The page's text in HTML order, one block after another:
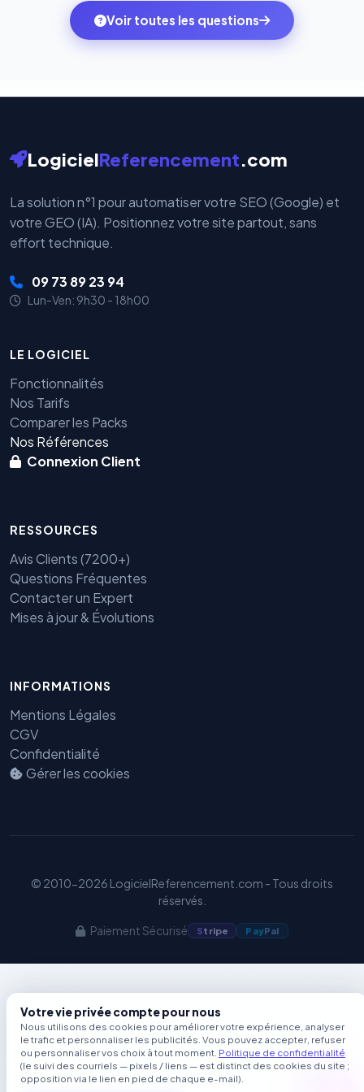
ambitions du moment — sans perdre vos données ni
votre historique.
monde. Vos données bancaires ne transitent jamais
par nos serveurs — elles sont gérées directement et
Voir toutes les questions
LogicielReferencement.com
La solution n°1 pour automatiser votre SEO (Google) et
votre GEO (IA). Positionnez votre site partout, sans
effort technique.
09 73 89 23 94
Lun-Ven: 9h30 - 18h00
LE LOGICIEL
Fonctionnalités
Nos Tarifs
Comparer les Packs
Nos Références
Connexion Client
RESSOURCES
Avis Clients (7200+)
Questions Fréquentes
Contacter un Expert
Mises à jour & Évolutions
INFORMATIONS
Mentions Légales
CGV
Confidentialité
Gérer les cookies
© 2010-2026 LogicielReferencement.com - Tous droits
réservés.
Paiement Sécurisé Stripe PayPal
Votre vie privée compte pour nous
Nous utilisons des cookies pour améliorer votre expérience, analyser
le trafic et personnaliser les publicités. Vous pouvez accepter, refuser
ou personnaliser vos choix à tout moment. Politique de confidentialité
(le suivi des courriels — pixels / liens — est distinct des cookies du site ;
opposition via le lien en pied de chaque e-mail).